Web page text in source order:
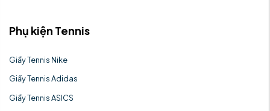
Phụ kiện Tennis
Giầy Tennis Nike
Giầy Tennis Adidas
Giầy Tennis ASICS